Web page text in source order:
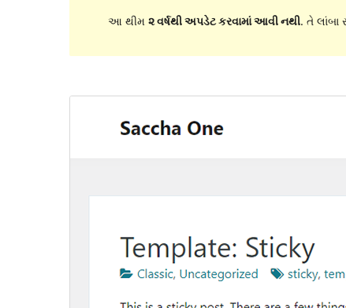
આ થીમ ૨ વર્ષથી અપડેટ કરવામાં આવી નથી. તે લાંબા